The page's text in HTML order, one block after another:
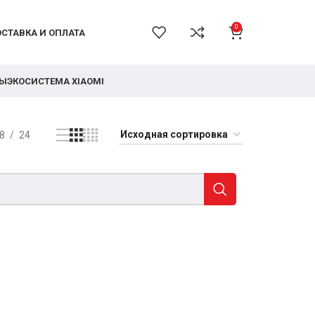
И ОПЛАТА
0
ЭКОСИСТЕМА XIAOMI
24